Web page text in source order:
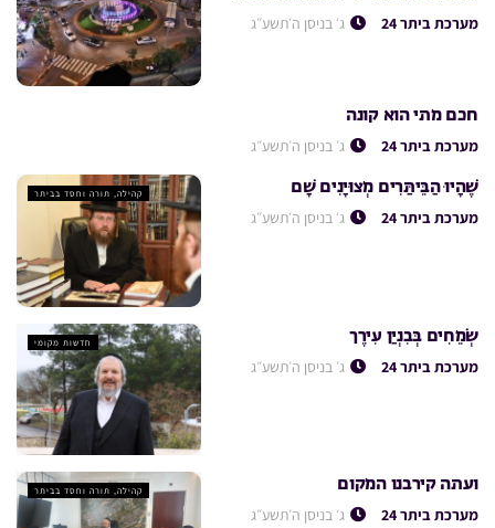
מערכת ביתר 24 ג׳ בניסן ה׳תשע״ג
חכם מתי הוא קונה
מערכת ביתר 24 ג׳ בניסן ה׳תשע״ג
קהילה, תורה וחסד בביתר שֶׁהָיוּ הַבֵּיתַּרִים מְצוּיָנִים שָׁם
מערכת ביתר 24 ג׳ בניסן ה׳תשע״ג
חדשות מקומי שְׂמֵחִים בְּבִנְיַן עִירֶך
מערכת ביתר 24 ג׳ בניסן ה׳תשע״ג
קהילה, תורה וחסד בביתר ועתה קירבנו המקום
מערכת ביתר 24 ג׳ בניסן ה׳תשע״ג